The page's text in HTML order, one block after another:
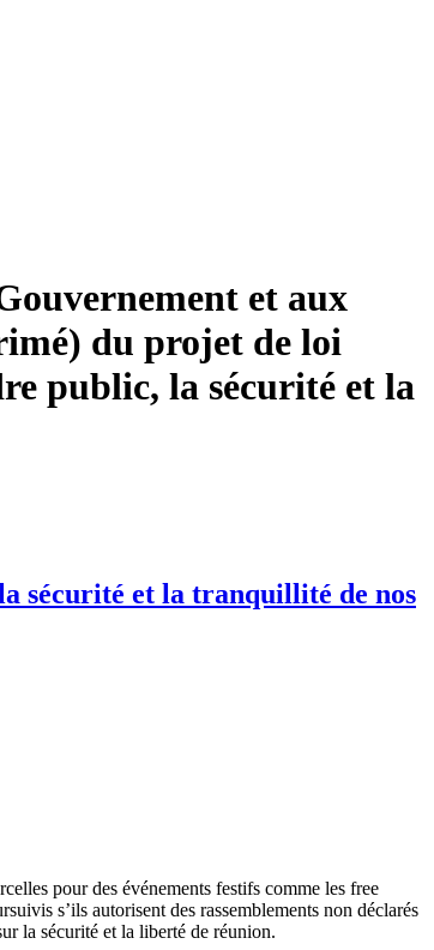
et aux
du projet de loi
public, la sécurité et la
sécurité et la tranquillité de nos
pour des événements festifs comme les free
s’ils autorisent des rassemblements non déclarés
la sécurité et la liberté de réunion.